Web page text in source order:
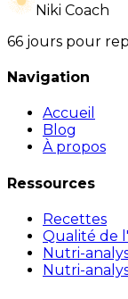
Niki Coach
66 jours pour
Navigation
Accueil
Blog
À propos
Ressources
Recettes
Qualité de
Nutri-
Nutri-